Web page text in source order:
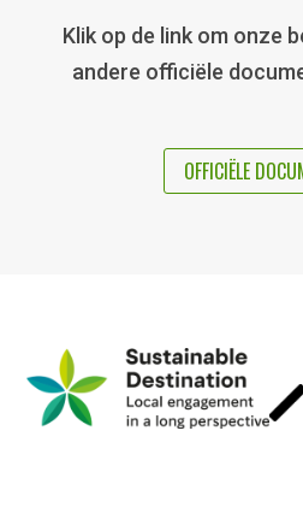
Klik op de link om onze
andere officiële
OFFICIËLE